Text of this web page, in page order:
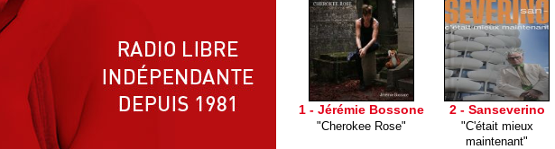
1 - Jérémie Bossone
"Cherokee Rose"
2 - Sanseverino
"C'était mieux
maintenant"